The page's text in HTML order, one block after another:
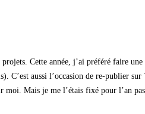
Cette année, j’ai préféré faire
aussi l’occasion de re-publier
Mais je me l’étais fixé pour l’an